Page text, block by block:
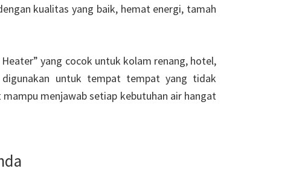
kualitas yang baik, hemat energi, tamah
yang cocok untuk kolam renang, hotel,
untuk tempat tempat yang tidak
menjawab setiap kebutuhan air hangat